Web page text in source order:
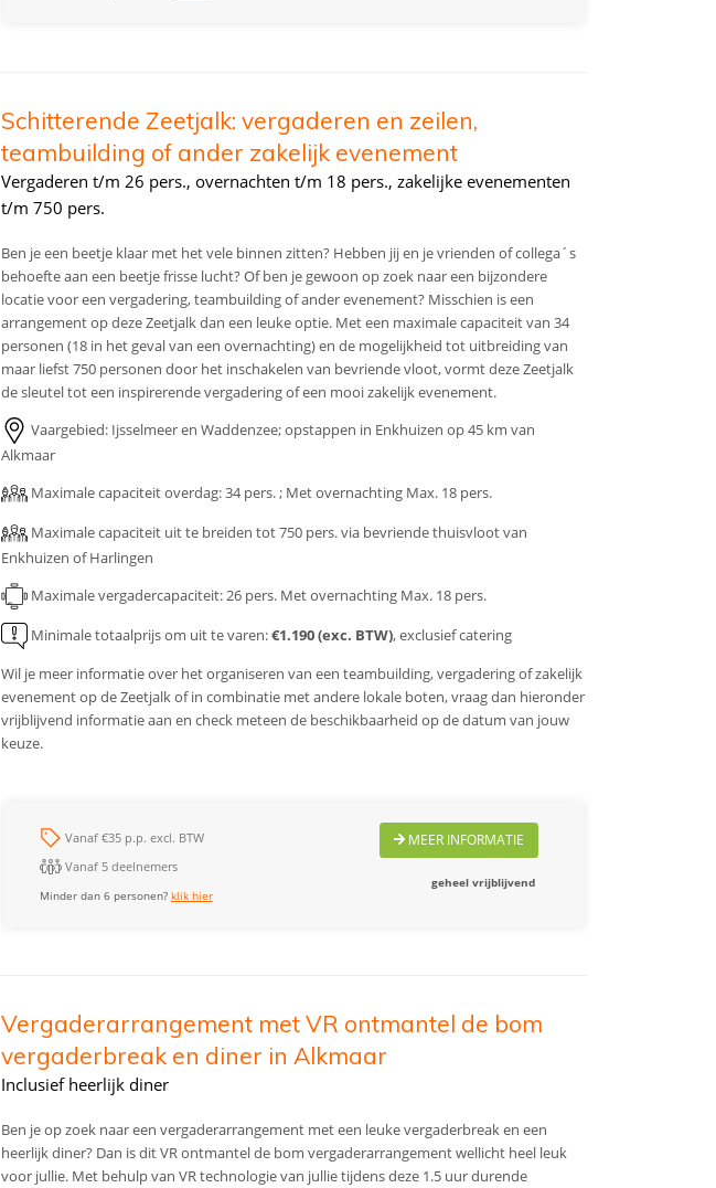
Schitterende Zeetjalk: vergaderen en zeilen,
teambuilding of ander zakelijk evenement
Vergaderen t/m 26 pers., overnachten t/m 18 pers., zakelijke evenementen
t/m 750 pers.
Ben je een beetje klaar met het vele binnen zitten? Hebben jij en je vrienden of collega´s
behoefte aan een beetje frisse lucht? Of ben je gewoon op zoek naar een bijzondere
locatie voor een vergadering, teambuilding of ander evenement? Misschien is een
arrangement op deze Zeetjalk dan een leuke optie. Met een maximale capaciteit van 34
personen (18 in het geval van een overnachting) en de mogelijkheid tot uitbreiding van
maar liefst 750 personen door het inschakelen van bevriende vloot, vormt deze Zeetjalk
de sleutel tot een inspirerende vergadering of een mooi zakelijk evenement.
Vaargebied: Ijsselmeer en Waddenzee; opstappen in Enkhuizen op 45 km van
Alkmaar
Maximale capaciteit overdag: 34 pers. ; Met overnachting Max. 18 pers.
Maximale capaciteit uit te breiden tot 750 pers. via bevriende thuisvloot van
Enkhuizen of Harlingen
Maximale vergadercapaciteit: 26 pers. Met overnachting Max. 18 pers.
Minimale totaalprijs om uit te varen:€1.190 (exc. BTW), exclusief catering
Wil je meer informatie over het organiseren van een teambuilding, vergadering of zakelijk
evenement op de Zeetjalk of in combinatie met andere lokale boten, vraag dan hieronder
vrijblijvend informatie aan en check meteen de beschikbaarheid op de datum van jouw
keuze.
Vanaf €35 p.p. excl. BTW
Vanaf 5 deelnemers
Minder dan 6 personen? klik hier
MEER INFORMATIE
geheel vrijblijvend
Vergaderarrangement met VR ontmantel de bom
vergaderbreak en diner in Alkmaar
Inclusief heerlijk diner
Ben je op zoek naar een vergaderarrangement met een leuke vergaderbreak en een
heerlijk diner? Dan is dit VR ontmantel de bom vergaderarrangement wellicht heel leuk
voor jullie. Met behulp van VR technologie van jullie tijdens deze 1.5 uur durende